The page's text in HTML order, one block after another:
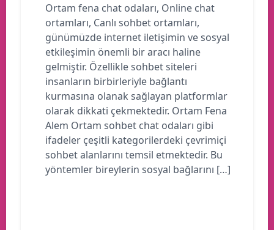
Ortam fena chat odaları, Online chat
ortamları, Canlı sohbet ortamları,
günümüzde internet iletişimin ve sosyal
etkileşimin önemli bir aracı haline
gelmiştir. Özellikle sohbet siteleri
insanların birbirleriyle bağlantı
kurmasına olanak sağlayan platformlar
olarak dikkati çekmektedir. Ortam Fena
Alem Ortam sohbet chat odaları gibi
ifadeler çeşitli kategorilerdeki çevrimiçi
sohbet alanlarını temsil etmektedir. Bu
yöntemler bireylerin sosyal bağlarını […]